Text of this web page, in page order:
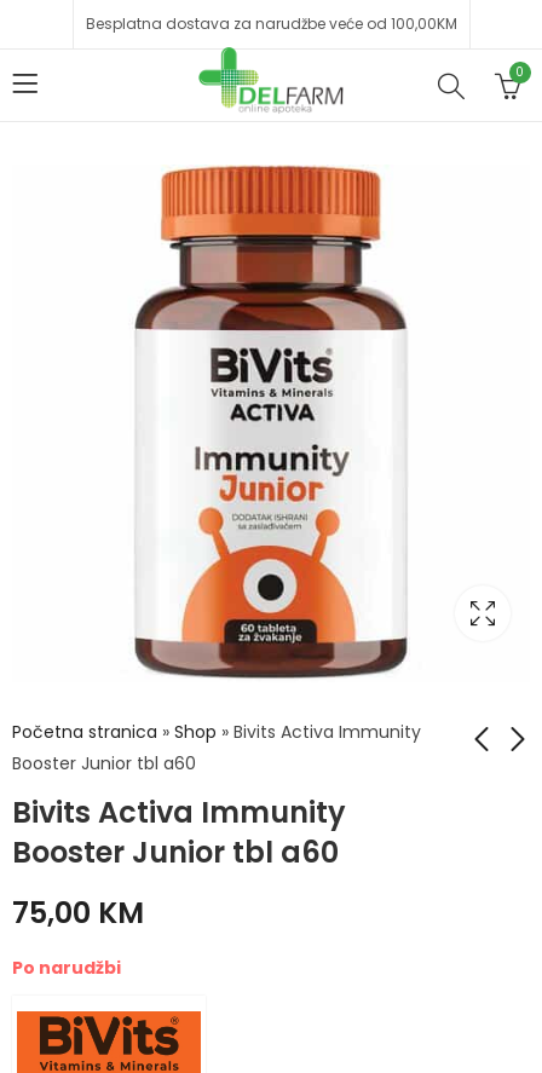
Besplatna dostava za narudžbe veće od 100,00KM
0
Početna stranica » Shop » Bivits Activa Immunity
Booster Junior tbl a60
Bivits Activa Immunity
Booster Junior tbl a60
Bivits Activa Željezo
75,00 KM
Po narudžbi